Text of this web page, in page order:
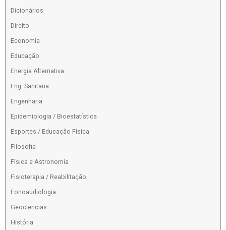
Dicionários
Direito
Economia
Educação
Energia Alternativa
Eng. Sanitaria
Engenharia
Epidemiologia / Bioestatística
Esportes / Educação Física
Filosofia
Física e Astronomia
Fisioterapia / Reabilitação
Fonoaudiologia
Geociencias
História